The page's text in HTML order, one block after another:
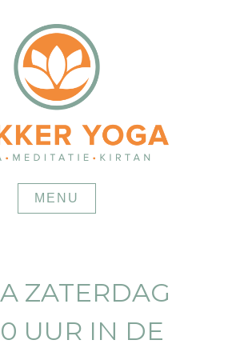
MENU
ZATERDAG
UUR IN DE